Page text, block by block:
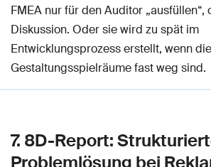
FMEA nur für den Auditor „ausfüllen“,
Diskussion. Oder sie wird zu spät im
Entwicklungsprozess erstellt, wenn die
Gestaltungsspielräume fast weg sind.
7. 8D-Report:
Problemlösung bei